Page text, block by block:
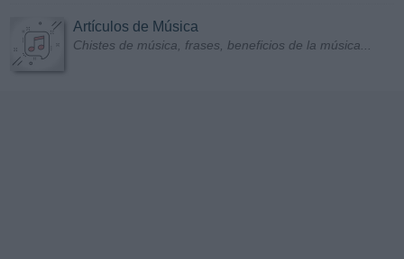
Artículos de Música
Chistes de música, frases, beneficios de la música...